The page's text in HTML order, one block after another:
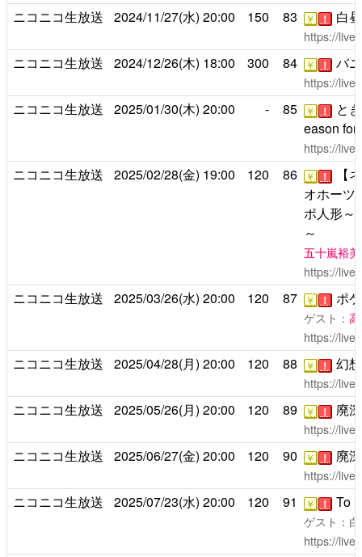
ニコニコ生放送 2024/11/27(水) 20:00 150 83 ￥ ！ 白
https://
ニコニコ生放送 2024/12/26(木) 18:00 300 84 ￥ ！ バ
https://
ニコニコ生放送 2025/01/30(木) 20:00 - 85 ￥ ！
と
eason
https://
ニコニコ生放送 2025/02/28(金) 19:00 120 86 ￥ ！
【
オホーツ
ポ人形～
～
五十嵐裕美
https://
ニコニコ生放送 2025/03/26(水) 20:00 120 87 ￥ ！ ポ
ゲスト：
https://
ニコニコ生放送 2025/04/28(月) 20:00 120 88 ￥ ！ 幻
https://
ニコニコ生放送 2025/05/26(月) 20:00 120 89 ￥ ！ 廃深
https://
ニコニコ生放送 2025/06/27(金) 20:00 120 90 ￥ ！ 廃深
https://
ニコニコ生放送 2025/07/23(水) 20:00 120 91 ￥ ！ To
ゲスト：
https://